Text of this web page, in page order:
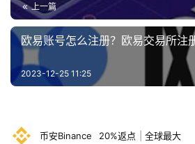
上一篇
欧易账号怎么注册？欧易交易所注
2023-12-25 11:25
币安Binance 20%返点 全球最大